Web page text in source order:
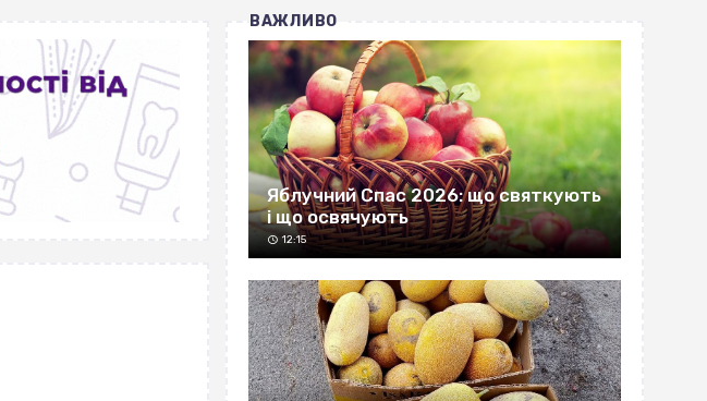
ВАЖЛИВО
Яблучний Спас 2026: що святкують
і що освячують
12:15